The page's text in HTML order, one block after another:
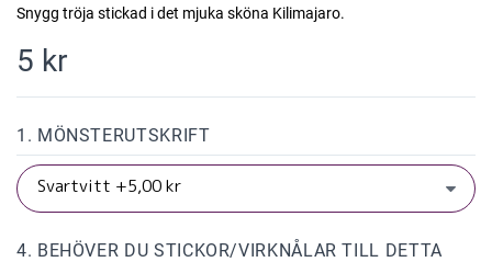
Snygg tröja stickad i det mjuka sköna Kilimajaro.
5 kr
1. MÖNSTERUTSKRIFT
4. BEHÖVER DU STICKOR/VIRKNÅLAR TILL DETTA